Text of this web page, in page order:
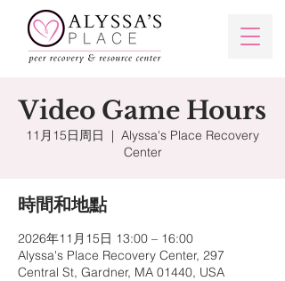
Video Game Hours
11月15日周日
  |
Alyssa's Place Recovery
Center
時間和地點
2026年11月15日 13:00 – 16:00
Alyssa's Place Recovery Center, 297
Central St, Gardner, MA 01440, USA